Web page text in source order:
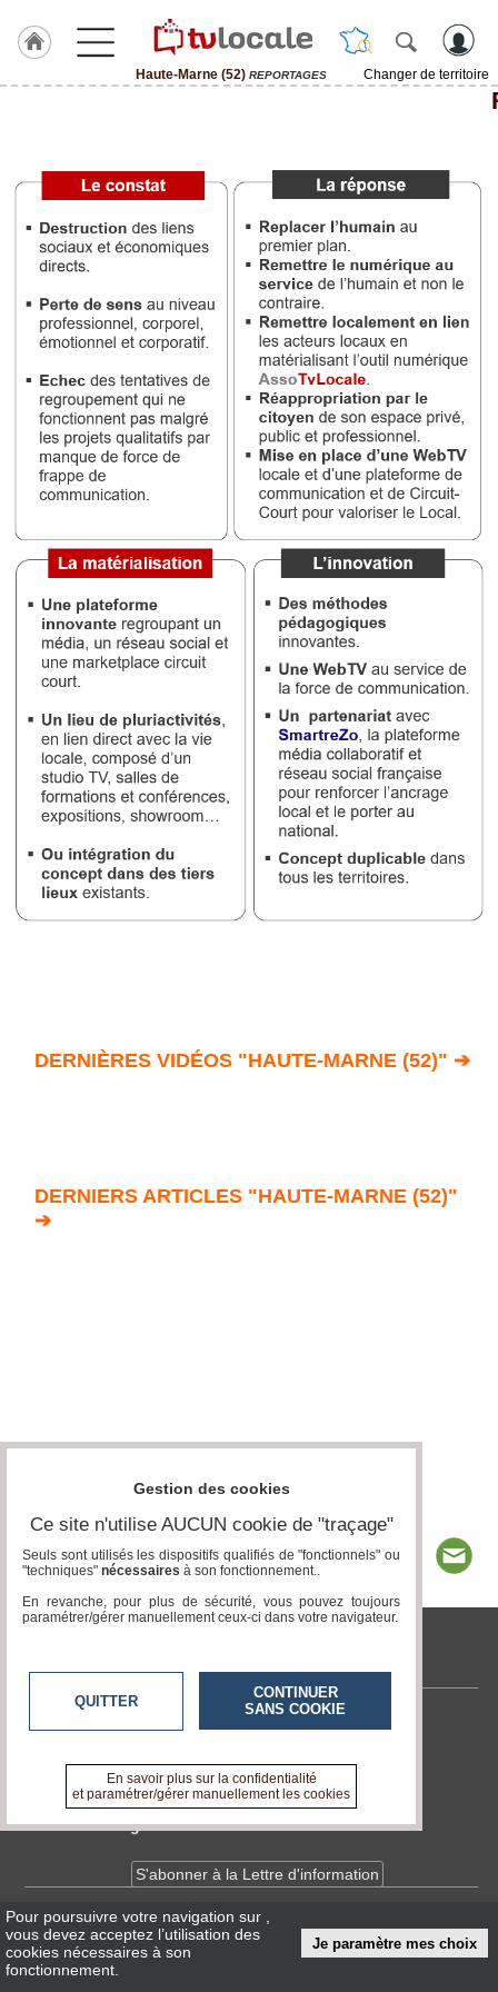
Haute-Marne (52) REPORTAGES
Changer de territoire
ACCUEIL
Haute-
(52)
France
Accueil
RUBRIQUES
Agenda
Gazette
Médias
groupe
Blogs
Prémium
annuaire
Accès
éditeur
DERNIÈRES VIDÉOS "HAUTE-MARNE (52)" ➔
DERNIERS ARTICLES "HAUTE-MARNE (52)"
➔
tvlocale.fr
Contactez-nous
A propos de tvlocale.fr
Devenir délégué
S'abonner à la Lettre d'information
InfosCNIL/RGPD
Conditions Générales d'Utilisation
Pour poursuivre votre navigation sur
vous devez acceptez l’utilisation des
cookies nécessaires à son
fonctionnement.
Je paramètre mes choix
Gestion des cookies
Ce site n'utilise AUCUN cookie de "traçage"
Seuls sont utilisés les dispositifs qualifiés de "fonctionnels" ou
"techniques" nécessaires à son fonctionnement..
En revanche, pour plus de sécurité, vous pouvez toujours
paramétrer/gérer manuellement ceux-ci dans votre navigateur.
QUITTER
CONTINUER
SANS COOKIE
En savoir plus sur la confidentialité
et paramétrer/gérer manuellement les cookies